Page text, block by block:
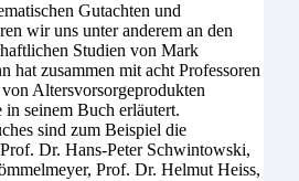
Gutachten und
wir uns unter anderem an den
Studien von Mark
hat zusammen mit acht Professoren
Altersvorsorgeprodukten
seinem Buch erläutert.
sind zum Beispiel die
Dr. Hans-Peter Schwintowski,
Prof. Dr. Helmut Heiss,